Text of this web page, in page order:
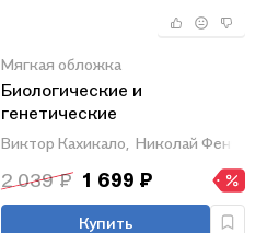
Мягкая обложка
Биологические и
генетические
закономерности
индивидуального роста и
развития животных.
Учебное пособие
Виктор Кахикало, Николай Фенченко,
2 039 ₽ 1 699 ₽
Купить